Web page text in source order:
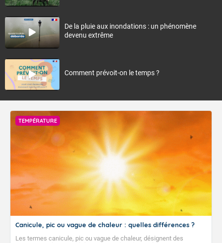
De la pluie aux inondations : un phénomène
devenu extrême
Comment prévoit-on le temps ?
TEMPÉRATURE
Canicule, pic ou vague de chaleur : quelles différences ?
Les termes canicule, pic ou vague de chaleur, désignent des